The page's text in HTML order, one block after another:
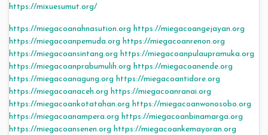
https://mixuesumut.org/
https://miegacoanahnasution.org https://miegacoangejayan.org
https://miegacoanpemuda.org https://miegacoanrenon.org
https://miegacoansintang.org https://miegacoanpulaupramuka.org
https://miegacoanprabumulih.org https://miegacoanende.org
https://miegacoanagung.org https://miegacoantidore.org
https://miegacoanaceh.org https://miegacoanranai.org
https://miegacoankotatahan.org https://miegacoanwonosobo.org
https://miegacoanampera.org https://miegacoanbinamarga.org
https://miegacoansenen.org https://miegacoankemayoran.org